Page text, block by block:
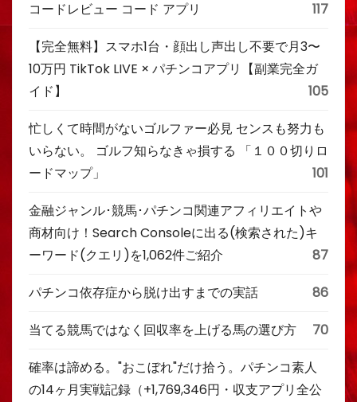
コードレビュー コード アプリ 117
【完全無料】スマホ1台・顔出し声出し不要で月3〜
10万円 TikTok LIVE × パチンコアプリ【副業完全ガ
イド】
105
忙しくて時間がないゴルファー必見 センスも努力も
いらない。 ゴルフ知らなきゃ損する 「１００切りロ
ードマップ」
101
金融ジャンル･競馬･パチンコ関連アフィリエイトや
商材向け！Search Consoleに出る(検索された)キ
ーワード(クエリ)を1,062件ご紹介
87
パチンコ依存症から脱け出すまでの実話 86
当てる競馬ではなく回収率を上げる馬の選び方 70
確率は諦める。"おこぼれ"だけ拾う。パチンコ素人
の14ヶ月実戦記録（+1,769,346円・収支アプリ全公